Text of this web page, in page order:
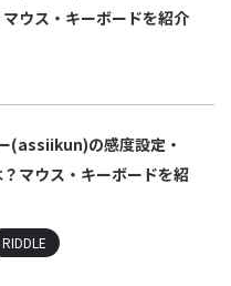
ウス・キーボードを紹介
(assiikun)の感度設定・
マウス・キーボードを紹
RIDDLE